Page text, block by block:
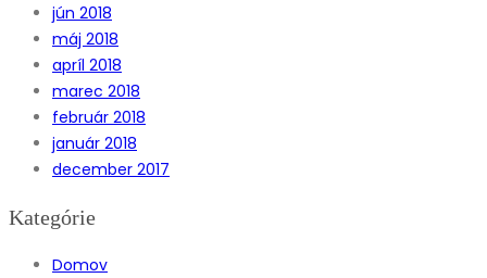
jún 2018
máj 2018
apríl 2018
marec 2018
február 2018
január 2018
december 2017
Kategórie
Domov